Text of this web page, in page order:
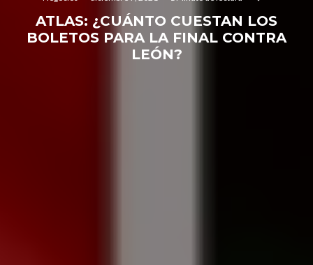
ATLAS: ¿CUÁNTO CUESTAN LOS
BOLETOS PARA LA FINAL CONTRA
LEÓN?